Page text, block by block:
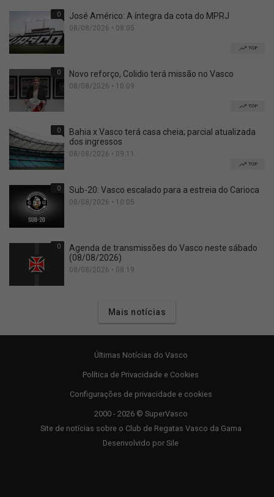
0 José Américo: A íntegra da cota do MPRJ
08/08/2026 • 08:05
TOP
0 Novo reforço, Colidio terá missão no Vasco
08/08/2026 • 10:09
TOP
0
Bahia x Vasco terá casa cheia; parcial atualizada
dos ingressos
08/08/2026 • 09:11
TOP
0 Sub-20: Vasco escalado para a estreia do Carioca
08/08/2026 • 10:05
0
Agenda de transmissões do Vasco neste sábado
(08/08/2026)
08/08/2026 • 08:19
Mais notícias
Últimas Notícias do Vasco
Política de Privacidade e Cookies
Configurações de privacidade e cookies
2000 - 2026 © SuperVasco
Site de notícias sobre o Club de Regatas Vasco da Gama
Desenvolvido por Sile